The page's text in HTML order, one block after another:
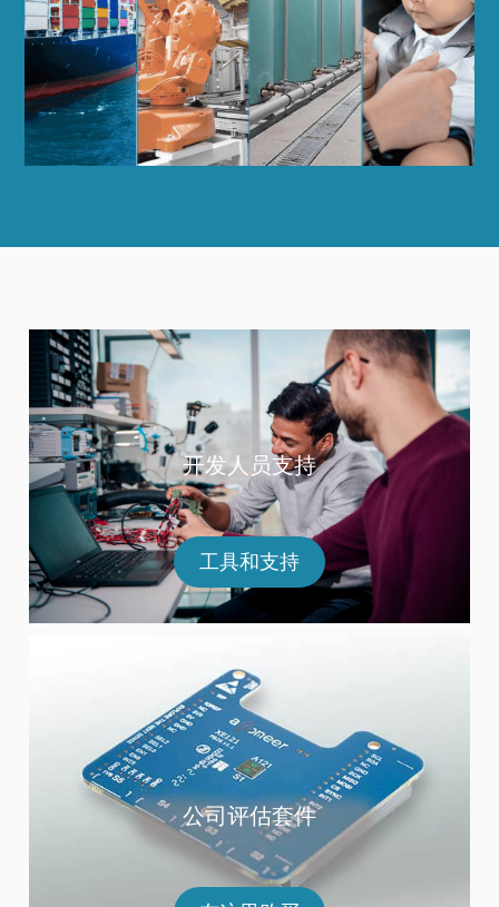
开发人员支持
工具和支持
公司评估套件